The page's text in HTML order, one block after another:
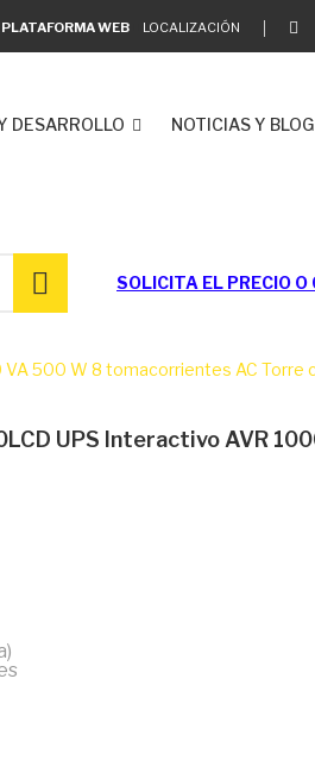
WEB LOCALIZACIÓN
DESARROLLO NOTICIAS Y BLOG
SOLICITA EL PRECIO
500 W 8 tomacorrientes AC Torre
UPS Interactivo AVR